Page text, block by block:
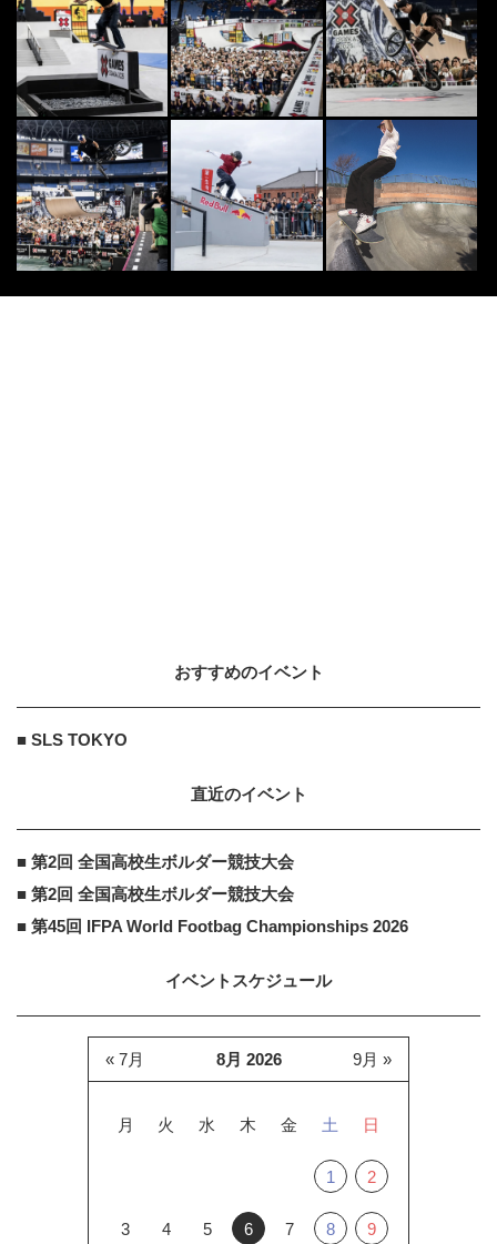
“平山ユージ”背中に鬼を飼う世界最
強プロフェッショナル・フリークラ
イマー
2014.8.22
8
【独占インタビュー】イラストレー
ターYumi Yamada
2015.8.27
9 FREESTYLE
NARS ON 美的.COM
おすすめのイベント
■ SLS TOKYO
直近のイベント
■ 第2回 全国高校生ボルダー競技大会
■ 第2回 全国高校生ボルダー競技大会
■ 第45回 IFPA World Footbag Championships 2026
イベントスケジュール
8月 2026
月 火 水 木 金 土 日
1 2
3 4 5 6 7 8 9
« 7月 9月 »